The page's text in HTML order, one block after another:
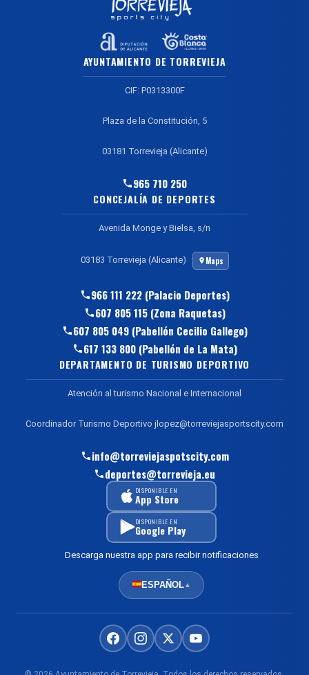
AYUNTAMIENTO DE TORREVIEJA
CIF: P0313300F
Plaza de la Constitución, 5
03181 Torrevieja (Alicante)
965 710 250
CONCEJALÍA DE DEPORTES
Avenida Monge y Bielsa, s/n
03183 Torrevieja (Alicante) Maps
966 111 222 (Palacio Deportes)
607 805 115 (Zona Raquetas)
607 805 049 (Pabellón Cecilio Gallego)
617 133 800 (Pabellón de La Mata)
DEPARTAMENTO DE TURISMO DEPORTIVO
Atención al turismo Nacional e Internacional
Coordinador Turismo Deportivo jlopez@torreviejasportscity.com
info@torreviejaspotscity.com
deportes@torrevieja.eu
DISPONIBLE EN
App Store
DISPONIBLE EN
Google Play
Descarga nuestra app para recibir notificaciones
ESPAÑOL▲